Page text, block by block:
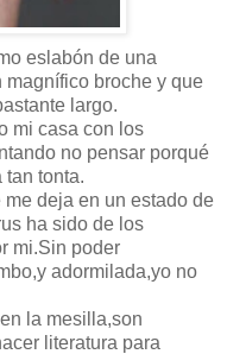
eslabón de una
broche y que
largo.
mi casa con los
no pensar porqué
tan tonta.
deja en un estado de
ha sido de los
mi.Sin poder
adormilada,yo no
la mesilla,son
literatura para